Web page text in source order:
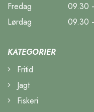
Fredag
09.30
Lørdag
09.30
KATEGORIER
Fritid
Jagt
Fiskeri